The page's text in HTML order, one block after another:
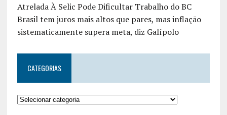
Atrelada À Selic Pode Dificultar Trabalho do BC
Brasil tem juros mais altos que pares, mas inflação
sistematicamente supera meta, diz Galípolo
CATEGORIAS